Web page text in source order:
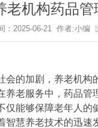
老机构药品管
：2025-06-21 作者:小编
会的加剧，养老机构
养老服务中，药品管
仅能够保障老年人的
智慧养老技术的迅速